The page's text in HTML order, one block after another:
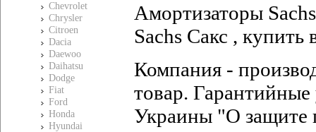
Chevrolet
Chrysler
Citroen
Dacia
Daewoo
Daihatsu
Dodge
Fiat
Ford
Honda
Hyundai
Амортизаторы
Sachs Сакс , купить
Компания -
товар. Гарантийные
Украины "О защите